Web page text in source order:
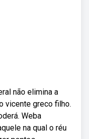
não elimina a
vicente greco filho.
Weba
na qual o réu